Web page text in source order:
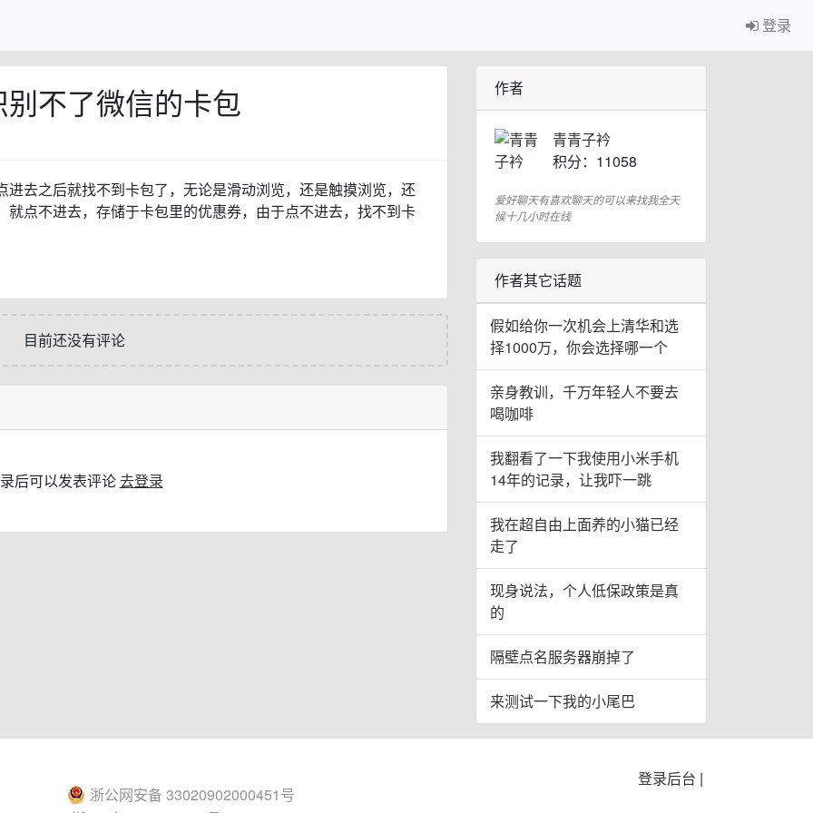
登录
不了微信的卡包
去之后就找不到卡包了，无论是滑动浏览，还是触摸浏览，还
点不进去，存储于卡包里的优惠券，由于点不进去，找不到卡
目前还没有评论
后可以发表评论去登录
作者
青青子衿
积分：11058
爱好聊天有喜欢聊天的可以来找我全天
候十几小时在线
作者其它话题
假如给你一次机会上清华和选
择1000万，你会选择哪一个
亲身教训，千万年轻人不要去
喝咖啡
我翻看了一下我使用小米手机
14年的记录，让我吓一跳
我在超自由上面养的小猫已经
走了
现身说法，个人低保政策是真
的
隔壁点名服务器崩掉了
来测试一下我的小尾巴
登录后台 |
浙公网安备 33020902000451号